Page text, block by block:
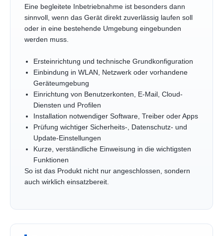
Eine begleitete Inbetriebnahme ist besonders dann
sinnvoll, wenn das Gerät direkt zuverlässig laufen soll
oder in eine bestehende Umgebung eingebunden
werden muss.
Ersteinrichtung und technische Grundkonfiguration
Einbindung in WLAN, Netzwerk oder vorhandene
Geräteumgebung
Einrichtung von Benutzerkonten, E-Mail, Cloud-
Diensten und Profilen
Installation notwendiger Software, Treiber oder Apps
Prüfung wichtiger Sicherheits-, Datenschutz- und
Update-Einstellungen
Kurze, verständliche Einweisung in die wichtigsten
Funktionen
So ist das Produkt nicht nur angeschlossen, sondern
auch wirklich einsatzbereit.